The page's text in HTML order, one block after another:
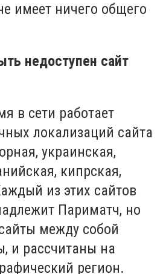
имеет ничего общего
недоступен сайт
в сети работает
локализаций сайта
украинская,
кипрская,
из этих сайтов
Париматч, но
между собой
и рассчитаны на
регион.